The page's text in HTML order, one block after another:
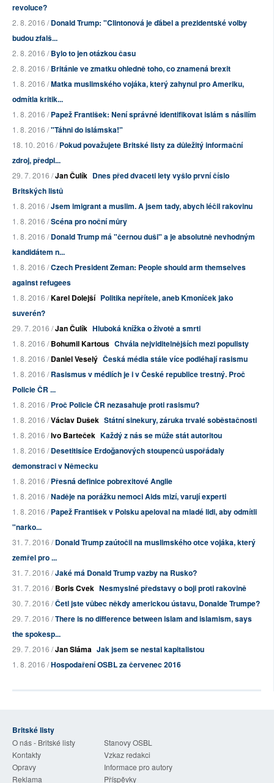
revoluce?
2. 8. 2016 /Donald Trump: "Clintonová je ďábel a prezidentské volby
budou zfalš...
2. 8. 2016 /Bylo to jen otázkou času
2. 8. 2016 /Británie ve zmatku ohledně toho, co znamená brexit
1. 8. 2016 /Matka muslimského vojáka, který zahynul pro Ameriku,
odmítla kritik...
1. 8. 2016 /Papež František: Není správné identifikovat islám s násilím
1. 8. 2016 /"Táhni do islámska!"
18. 10. 2016 /Pokud považujete Britské listy za důležitý informační
zdroj, předpl...
29. 7. 2016 /Jan Čulík Dnes před dvaceti lety vyšlo první číslo
Britských listů
1. 8. 2016 /Jsem imigrant a muslim. A jsem tady, abych léčil rakovinu
1. 8. 2016 /Scéna pro noční můry
1. 8. 2016 /Donald Trump má "černou duši" a je absolutně nevhodným
kandidátem n...
1. 8. 2016 /Czech President Zeman: People should arm themselves
against refugees
1. 8. 2016 /Karel Dolejší Politika nepřítele, aneb Kmoníček jako
suverén?
29. 7. 2016 /Jan Čulík Hluboká knížka o životě a smrti
1. 8. 2016 /Bohumil Kartous Chvála nejviditelnějších mezi populisty
1. 8. 2016 /Daniel Veselý Česká média stále více podléhají rasismu
1. 8. 2016 /Rasismus v médiích je i v České republice trestný. Proč
Policie ČR ...
1. 8. 2016 /Proč Policie ČR nezasahuje proti rasismu?
1. 8. 2016 /Václav Dušek Státní sinekury, záruka trvalé soběstačnosti
1. 8. 2016 /Ivo Barteček Každý z nás se může stát autoritou
1. 8. 2016 /Desetitisíce Erdoğanových stoupenců uspořádaly
demonstraci v Německu
1. 8. 2016 /Přesná definice pobrexitové Anglie
1. 8. 2016 /Naděje na porážku nemoci Aids mizí, varují experti
1. 8. 2016 /Papež František v Polsku apeloval na mladé lidi, aby odmítli
"narko...
31. 7. 2016 /Donald Trump zaútočil na muslimského otce vojáka, který
zemřel pro ...
31. 7. 2016 /Jaké má Donald Trump vazby na Rusko?
31. 7. 2016 /Boris Cvek Nesmyslné představy o boji proti rakovině
30. 7. 2016 /Četl jste vůbec někdy americkou ústavu, Donalde Trumpe?
29. 7. 2016 /There is no difference between islam and islamism, says
the spokesp...
29. 7. 2016 /Jan Sláma Jak jsem se nestal kapitalistou
1. 8. 2016 /Hospodaření OSBL za červenec 2016
Britské listy
O nás - Britské listy
Stanovy OSBL
Kontakty
Vzkaz redakci
Opravy
Informace pro autory
Reklama
Příspěvky